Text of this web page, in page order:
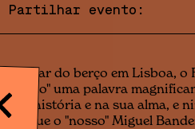
Partilhar evento:
Apesar do berço em Lisboa, o
"Porto" uma palavra
sua história e na sua alma, e
do que o "nosso" Miguel